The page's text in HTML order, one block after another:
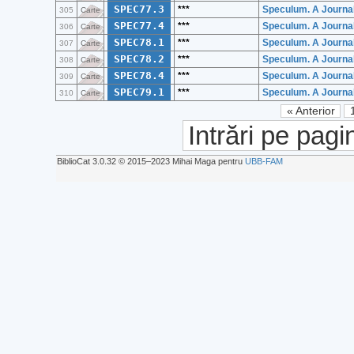
305 Carte SPEC77.3 *** Speculum. A
306 Carte SPEC77.4 *** Speculum. A
307 Carte SPEC78.1 *** Speculum. A
308 Carte SPEC78.2 *** Speculum. A
309 Carte SPEC78.4 *** Speculum. A
310 Carte SPEC79.1 *** Speculum. A
« Anterior
Intrări pe
BiblioCat 3.0.32 © 2015‒2023 Mihai Maga pentru UBB-FAM